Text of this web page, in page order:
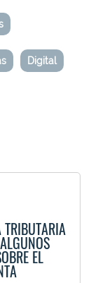
Digital
TRIBUTARIA
EL